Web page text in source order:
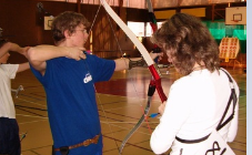
HPIM1023